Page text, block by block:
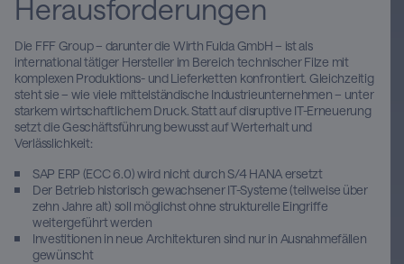
Herausforderungen
Die FFF Group – darunter die Wirth Fulda GmbH – ist als
international tätiger Hersteller im Bereich technischer Filze mit
komplexen Produktions- und Lieferketten konfrontiert. Gleichzeitig
steht sie – wie viele mittelständische Industrieunternehmen – unter
starkem wirtschaftlichem Druck. Statt auf disruptive IT-Erneuerung
setzt die Geschäftsführung bewusst auf Werterhalt und
Verlässlichkeit:
SAP ERP (ECC 6.0) wird nicht durch S/4 HANA ersetzt
Der Betrieb historisch gewachsener IT-Systeme (teilweise über
zehn Jahre alt) soll möglichst ohne strukturelle Eingriffe
weitergeführt werden
Investitionen in neue Architekturen sind nur in Ausnahmefällen
gewünscht